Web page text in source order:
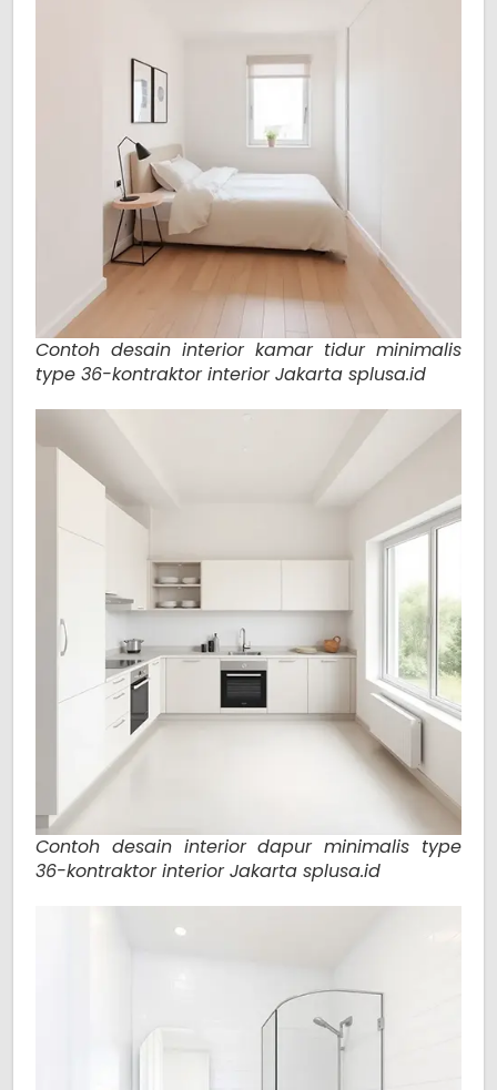
Contoh desain interior kamar tidur minimalis
type 36-kontraktor interior Jakarta splusa.id
Contoh desain interior dapur minimalis type
36-kontraktor interior Jakarta splusa.id